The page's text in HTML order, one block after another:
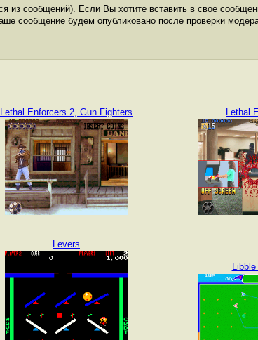
из сообщений). Если Вы хотите вставить в свое
сообщение будем опубликовано после проверки
Lethal Enforcers 2, Gun Fighters Lethal
Levers